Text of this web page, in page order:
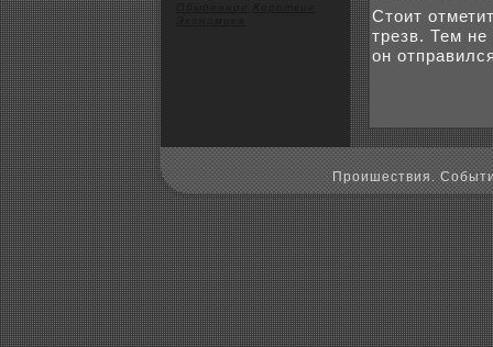
Стοит
трезв. Тем
он
Пpoишествия.